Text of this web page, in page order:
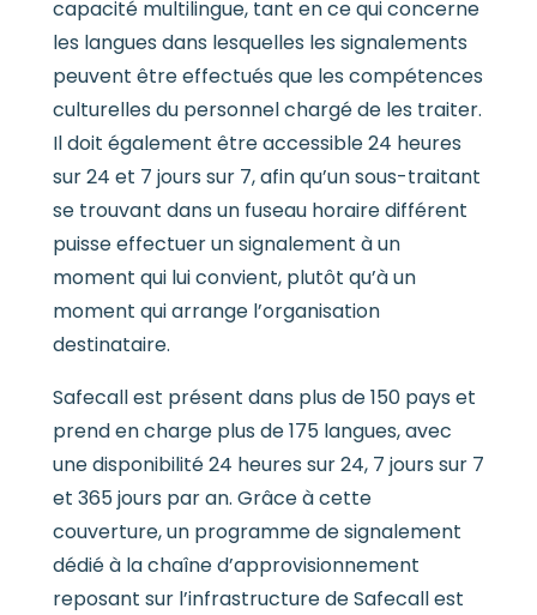
capacité multilingue, tant en ce qui concerne
les langues dans lesquelles les signalements
peuvent être effectués que les compétences
culturelles du personnel chargé de les traiter.
Il doit également être accessible 24 heures
sur 24 et 7 jours sur 7, afin qu’un sous-traitant
se trouvant dans un fuseau horaire différent
puisse effectuer un signalement à un
moment qui lui convient, plutôt qu’à un
moment qui arrange l’organisation
destinataire.
Safecall est présent dans plus de 150 pays et
prend en charge plus de 175 langues, avec
une disponibilité 24 heures sur 24, 7 jours sur 7
et 365 jours par an. Grâce à cette
couverture, un programme de signalement
dédié à la chaîne d’approvisionnement
reposant sur l’infrastructure de Safecall est